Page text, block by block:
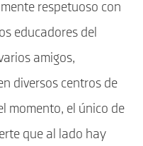
respetuoso con
educadores del
amigos,
diversos centros de
momento, el único de
que al lado hay